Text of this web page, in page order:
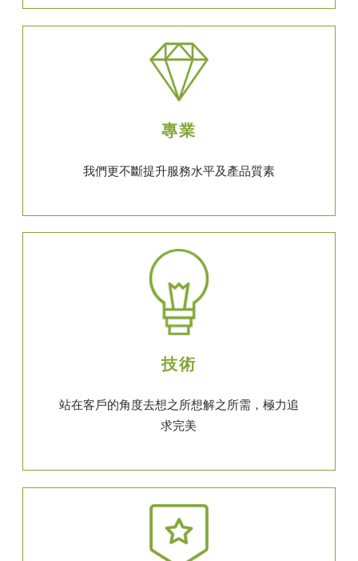
專業
我們更不斷提升服務水平及產品質素
技術
站在客戶的角度去想之所想解之所需，極力追
求完美